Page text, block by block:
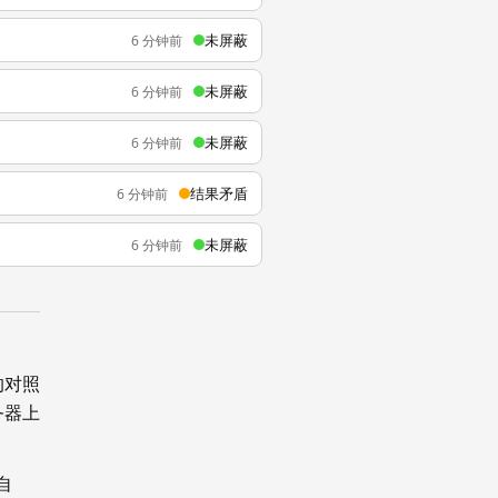
6 分钟前 未屏蔽
6 分钟前 未屏蔽
6 分钟前 未屏蔽
6 分钟前 结果矛盾
6 分钟前 未屏蔽
照
上